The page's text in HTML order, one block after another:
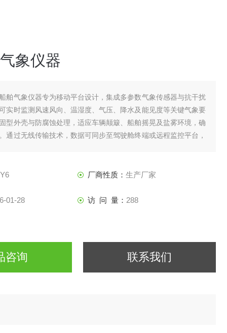
象仪器
舶气象仪器专为移动平台设计，集成多参数气象传感器与抗干扰
实时监测风速风向、温湿度、气压、降水及能见度等关键气象要
型外壳与防腐蚀处理，适应车辆颠簸、船舶摇晃及盐雾环境，确
通过无线传输技术，数据可同步至驾驶舱终端或远程监控平台，
厂商性质： 生产厂家
01-28 访 问 量： 288
咨询 联系我们